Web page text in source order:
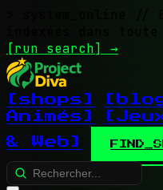
//
indexées dans toute
[run search] →
[shops]
Animés]
& Web]